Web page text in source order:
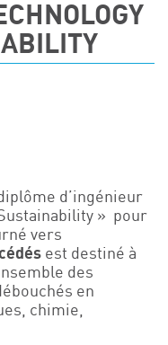
Catalysis for
and 16, 2026
ON GREEN
d’ingénieur
» pour
vers
est destiné à
des
en
chimie,